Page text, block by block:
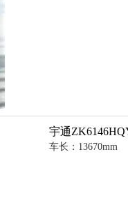
宇通
车长：13670mm